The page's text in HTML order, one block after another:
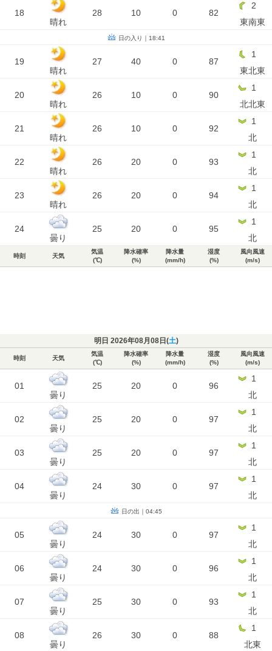
18
晴れ
28 10 0 82
2
東南東
日の入り｜18:41
19
晴れ
27 40 0 87
1
東北東
20
晴れ
26 10 0 90
1
北北東
21
晴れ
26 10 0 92
1
北
22
晴れ
26 20 0 93
1
北
23
晴れ
26 20 0 94
1
北
24
曇り
25 20 0 95
1
北
時刻 天気
気温
(℃)
降水確率
(%)
降水量
(mm/h)
湿度
(%)
風向風速
(m/s)
明日 2026年08月08日(土)
時刻 天気
気温
(℃)
降水確率
(%)
降水量
(mm/h)
湿度
(%)
風向風速
(m/s)
01
曇り
25 20 0 96
1
北
02
曇り
25 20 0 97
1
北
03
曇り
25 20 0 97
1
北
04
曇り
24 30 0 97
1
北
日の出｜04:45
05
曇り
24 30 0 97
1
北
06
曇り
24 30 0 96
1
北
07
曇り
25 30 0 93
1
北
08
曇り
26 30 0 88
1
北東